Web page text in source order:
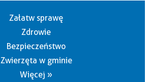
Załatw sprawę
Zdrowie
Bezpieczeństwo
Zwierzęta w gminie
Więcej »